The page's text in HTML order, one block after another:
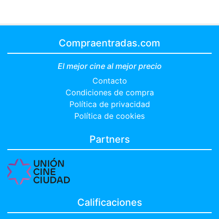
Compraentradas.com
El mejor cine al mejor precio
Contacto
Condiciones de compra
Política de privacidad
Política de cookies
Partners
Calificaciones